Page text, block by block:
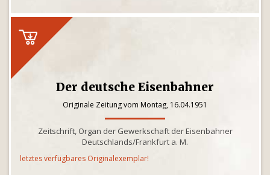
Der deutsche Eisenbahner
Originale Zeitung vom Montag, 16.04.1951
Zeitschrift, Organ der Gewerkschaft der Eisenbahner
Deutschlands/Frankfurt a. M.
letztes verfügbares Originalexemplar!